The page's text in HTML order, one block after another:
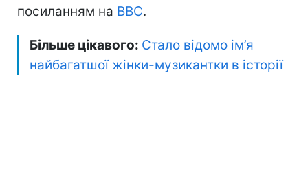
посиланням на BBC.
Більше цікавого: Стало відомо ім’я
найбагатшої жінки-музикантки в історії